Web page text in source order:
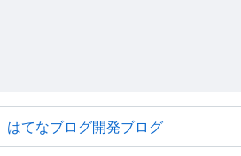
はてなブログ開発ブログ